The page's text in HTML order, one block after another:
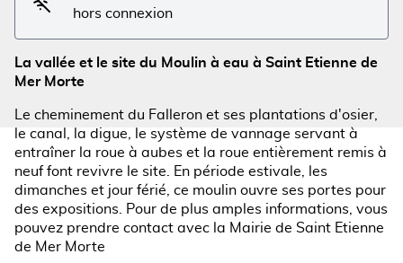
hors connexion
La vallée et le site du Moulin à eau à Saint Etienne de
Mer Morte
Le cheminement du Falleron et ses plantations d'osier,
le canal, la digue, le système de vannage servant à
entraîner la roue à aubes et la roue entièrement remis à
neuf font revivre le site. En période estivale, les
dimanches et jour férié, ce moulin ouvre ses portes pour
des expositions. Pour de plus amples informations, vous
pouvez prendre contact avec la Mairie de Saint Etienne
de Mer Morte